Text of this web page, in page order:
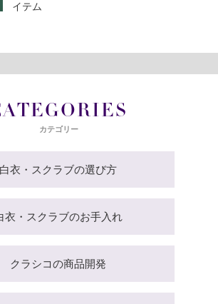
イテム
カテゴリー
白衣・スクラブの選び方
衣・スクラブのお手入れ
クラシコの商品開発